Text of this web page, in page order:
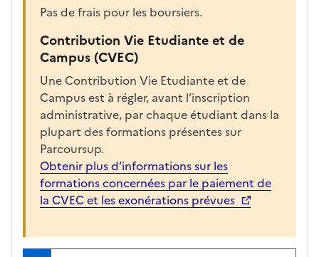
o
a
f
f
i
h
e
r
a
Pas de frais pour les boursiers.
Contribution Vie Etudiante et de
Campus (CVEC)
Une Contribution Vie Etudiante et de
Campus est à régler, avant l’inscription
administrative, par chaque étudiant dans la
plupart des formations présentes sur
Parcoursup.
Obtenir plus d’informations sur les
formations concernées par le paiement de
la CVEC et les exonérations prévues